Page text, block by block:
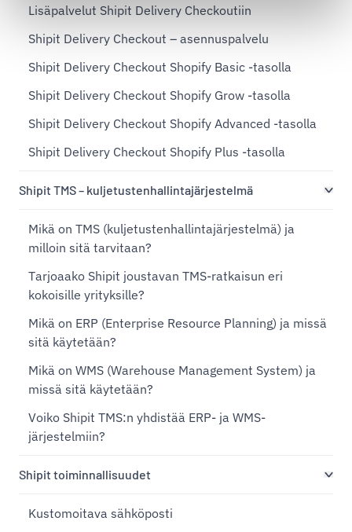
Lisäpalvelut Shipit Delivery Checkoutiin
Shipit Delivery Checkout – asennuspalvelu
Shipit Delivery Checkout Shopify Basic -tasolla
Shipit Delivery Checkout Shopify Grow -tasolla
Shipit Delivery Checkout Shopify Advanced -tasolla
Shipit Delivery Checkout Shopify Plus -tasolla
Shipit TMS – kuljetustenhallintajärjestelmä
Mikä on TMS (kuljetustenhallintajärjestelmä) ja
milloin sitä tarvitaan?
Tarjoaako Shipit joustavan TMS-ratkaisun eri
kokoisille yrityksille?
Mikä on ERP (Enterprise Resource Planning) ja missä
sitä käytetään?
Mikä on WMS (Warehouse Management System) ja
missä sitä käytetään?
Voiko Shipit TMS:n yhdistää ERP- ja WMS-
järjestelmiin?
Shipit toiminnallisuudet
Kustomoitava sähköposti